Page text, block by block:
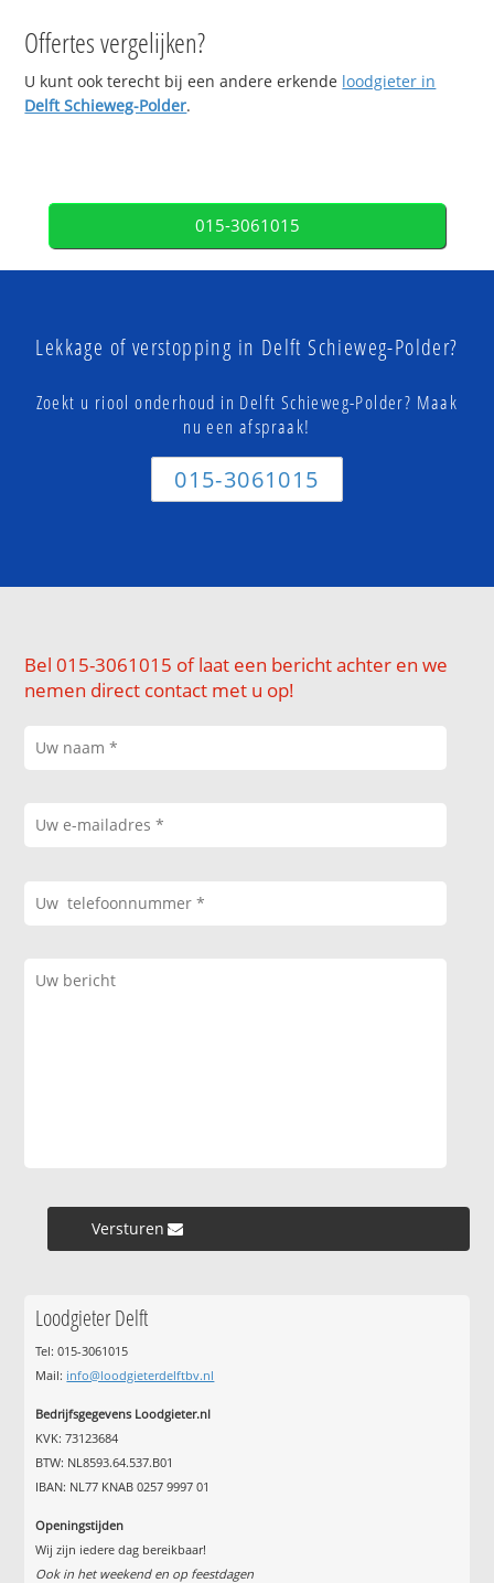
Offertes vergelijken?
U kunt ook terecht bij een andere erkende loodgieter in
Delft Schieweg-Polder.
015-3061015
Lekkage of verstopping in Delft Schieweg-Polder?
Zoekt u riool onderhoud in Delft Schieweg-Polder? Maak
nu een afspraak!
015-3061015
Bel 015-3061015 of laat een bericht achter en we
nemen direct contact met u op!
Versturen »
Loodgieter Delft
Tel: 015-3061015
Mail: info@loodgieterdelftbv.nl
Bedrijfsgegevens Loodgieter.nl
KVK: 73123684
BTW: NL8593.64.537.B01
IBAN: NL77 KNAB 0257 9997 01
Openingstijden
Wij zijn iedere dag bereikbaar!
Ook in het weekend en op feestdagen